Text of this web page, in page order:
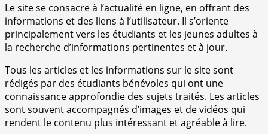
Le site se consacre à l’actualité en ligne, en offrant des
informations et des liens à l’utilisateur. Il s’oriente
principalement vers les étudiants et les jeunes adultes à
la recherche d’informations pertinentes et à jour.
Tous les articles et les informations sur le site sont
rédigés par des étudiants bénévoles qui ont une
connaissance approfondie des sujets traités. Les articles
sont souvent accompagnés d’images et de vidéos qui
rendent le contenu plus intéressant et agréable à lire.